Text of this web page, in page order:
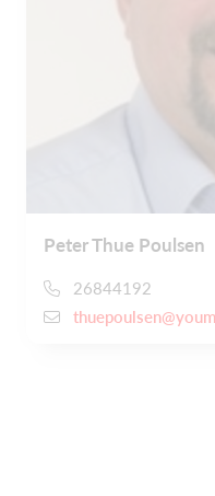
Peter Thue Poulsen
26844192